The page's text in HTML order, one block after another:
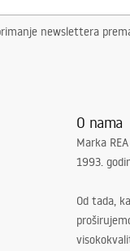
newslettera
O nama
Marka
1993.
Od tada,